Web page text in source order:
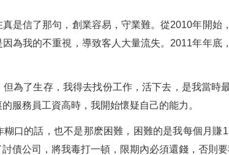
是信了那句，創業容易，守業難。從2010年開始
為我的不重視，導致客人大量流失。2011年年底
為了生存，我得去找份工作，活下去，是我當時
服務員工資高時，我開始懷疑自己的能力。
口的話，也不是那麽困難，困難的是我每個月賺
債公司，將我毒打一頓，限期內必須還錢，否則要